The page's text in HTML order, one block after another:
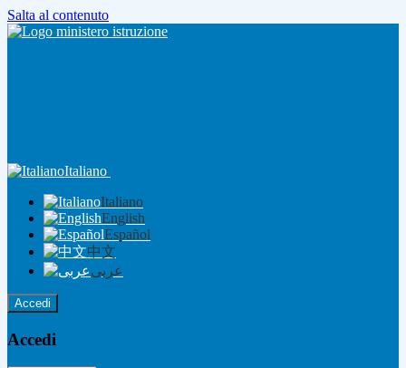
Salta al contenuto
Italiano
Italiano
English
Español
中文
عربى
Accedi
Accedi